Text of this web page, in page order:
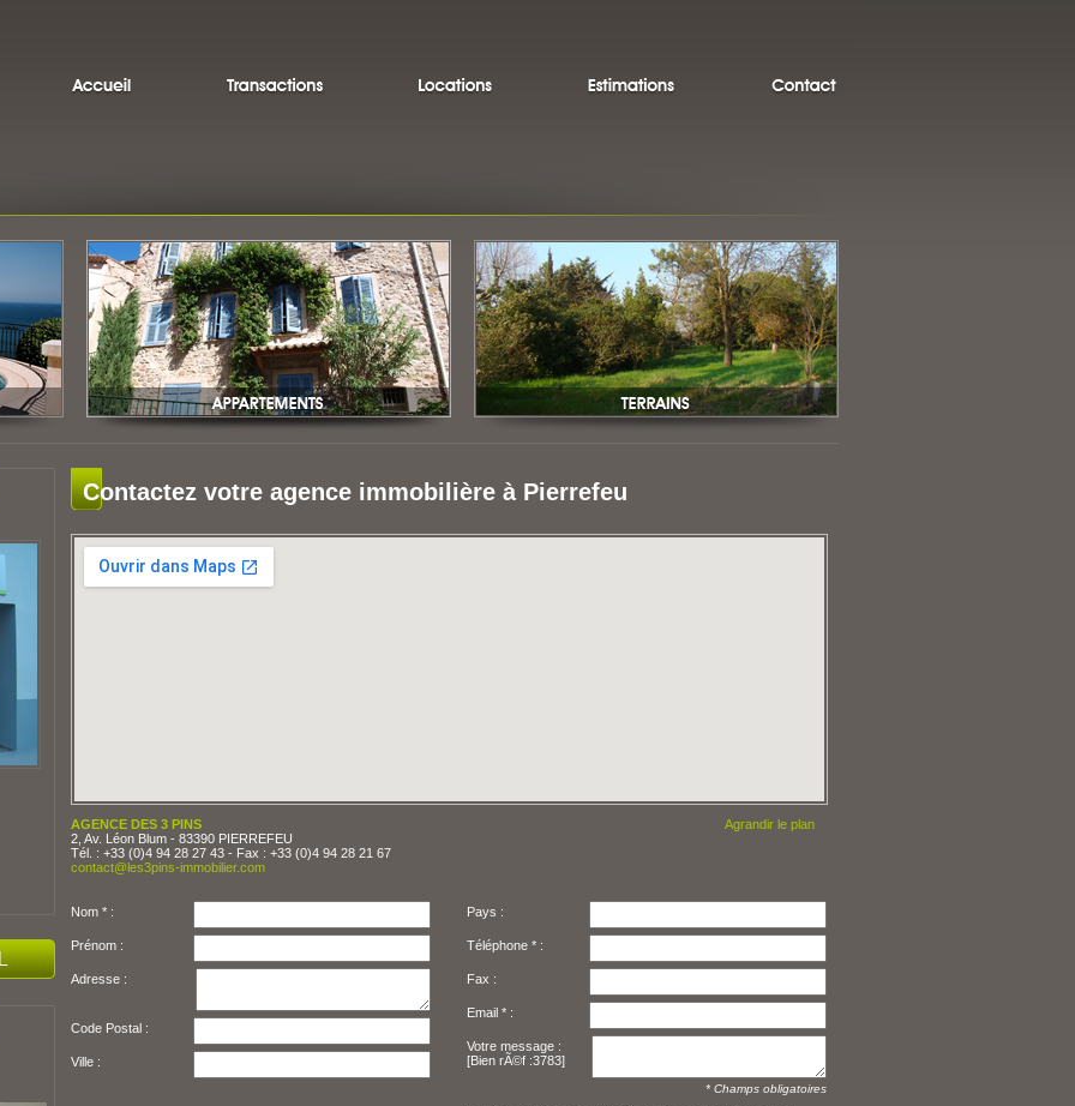
Contactez votre agence immobilière à Pierrefeu
AGENCE DES 3 PINS
2, Av. Léon Blum - 83390 PIERREFEU
Tél. : +33 (0)4 94 28 27 43 - Fax : +33 (0)4 94 28 21 67
contact@les3pins-immobilier.com
Agrandir le plan
Nom * :
Prénom :
Adresse :
Code Postal :
Ville :
Pays :
Téléphone * :
Fax :
Email * :
Votre message :
[Bien rÃ©f :3783]
* Champs obligatoires